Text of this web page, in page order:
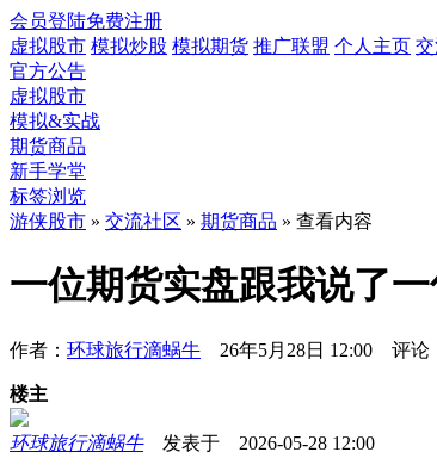
会员登陆免费注册
虚拟股市 模拟炒股 模拟期货 推广联盟 个人主页
官方公告
虚拟股市
模拟&实战
期货商品
新手学堂
标签浏览
游侠股市 » 交流社区 » 期货商品 » 查看内容
一位期货实盘跟我说了
作者： 环球旅行滴蜗牛 26年5月28日 12:00 评论
楼主
环球旅行滴蜗牛发表于 2026-05-28 12:00